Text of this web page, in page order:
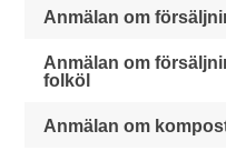
Anmälan om
Anmälan om
folköl
Anmälan om